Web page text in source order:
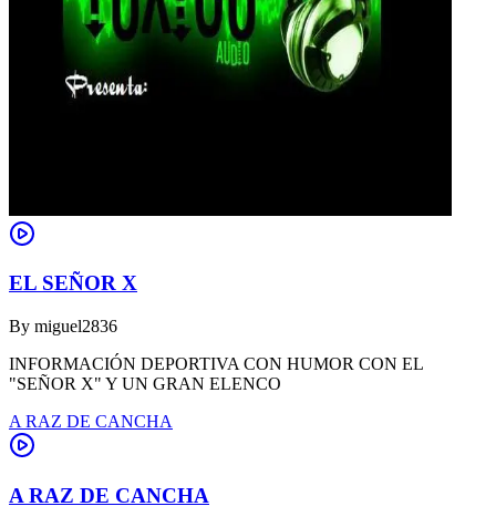
EL SEÑOR X
By miguel2836
INFORMACIÓN DEPORTIVA CON HUMOR CON EL
"SEÑOR X" Y UN GRAN ELENCO
A RAZ DE CANCHA
A RAZ DE CANCHA